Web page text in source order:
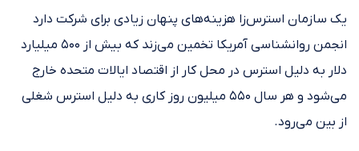
یک سازمان استرس‌زا هزینه‌های پنهان زیادی برای شرکت دارد
انجمن روانشناسی آمریکا تخمین می‌زند که بیش از ۵۰۰ میلیارد
دلار به دلیل استرس در محل کار از اقتصاد ایالات متحده خارج
می‌شود و هر سال ۵۵۰ میلیون روز کاری به دلیل استرس شغلی
از بین می‌رود.